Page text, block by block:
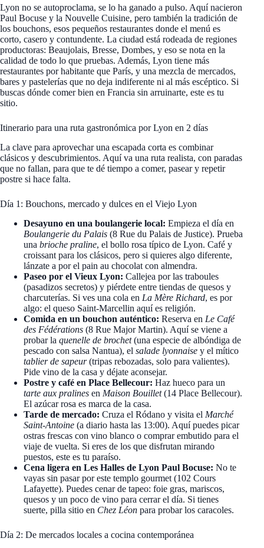
Lyon no se autoproclama, se lo ha ganado a pulso. Aquí nacieron
Paul Bocuse y la Nouvelle Cuisine, pero también la tradición de
los bouchons, esos pequeños restaurantes donde el menú es
corto, casero y contundente. La ciudad está rodeada de regiones
productoras: Beaujolais, Bresse, Dombes, y eso se nota en la
calidad de todo lo que pruebas. Además, Lyon tiene más
restaurantes por habitante que París, y una mezcla de mercados,
bares y pastelerías que no deja indiferente ni al más escéptico. Si
buscas dónde comer bien en Francia sin arruinarte, este es tu
sitio.
Itinerario para una ruta gastronómica por Lyon en 2 días
La clave para aprovechar una escapada corta es combinar
clásicos y descubrimientos. Aquí va una ruta realista, con paradas
que no fallan, para que te dé tiempo a comer, pasear y repetir
postre si hace falta.
Día 1: Bouchons, mercado y dulces en el Viejo Lyon
Desayuno en una boulangerie local: Empieza el día en
Boulangerie du Palais (8 Rue du Palais de Justice). Prueba
una brioche praline, el bollo rosa típico de Lyon. Café y
croissant para los clásicos, pero si quieres algo diferente,
lánzate a por el pain au chocolat con almendra.
Paseo por el Vieux Lyon: Callejea por las traboules
(pasadizos secretos) y piérdete entre tiendas de quesos y
charcuterías. Si ves una cola en La Mère Richard, es por
algo: el queso Saint-Marcellin aquí es religión.
Comida en un bouchon auténtico: Reserva en Le Café
des Fédérations (8 Rue Major Martin). Aquí se viene a
probar la quenelle de brochet(una especie de albóndiga de
pescado con salsa Nantua), el salade lyonnaise y el mítico
tablier de sapeur(tripas rebozadas, solo para valientes).
Pide vino de la casa y déjate aconsejar.
Postre y café en Place Bellecour: Haz hueco para un
tarte aux pralines en Maison Bouillet(14 Place Bellecour).
El azúcar rosa es marca de la casa.
Tarde de mercado: Cruza el Ródano y visita el Marché
Saint-Antoine (a diario hasta las 13:00). Aquí puedes picar
ostras frescas con vino blanco o comprar embutido para el
viaje de vuelta. Si eres de los que disfrutan mirando
puestos, este es tu paraíso.
Cena ligera en Les Halles de Lyon Paul Bocuse: No te
vayas sin pasar por este templo gourmet (102 Cours
Lafayette). Puedes cenar de tapeo: foie gras, mariscos,
quesos y un poco de vino para cerrar el día. Si tienes
suerte, pilla sitio en Chez Léon para probar los caracoles.
Día 2: De mercados locales a cocina contemporánea